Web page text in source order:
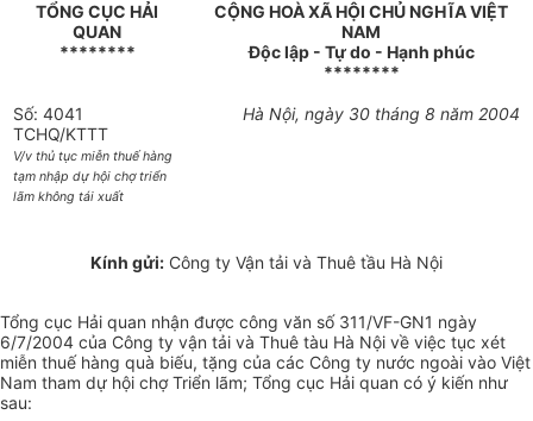
TỔNG CỤC HẢI
QUAN
********
CỘNG HOÀ XÃ HỘI CHỦ NGHĨA VIỆT
NAM
Độc lập - Tự do - Hạnh phúc
********
Số: 4041
TCHQ/KTTT
V/v thủ tục miễn thuế hàng
tạm nhập dự hội chợ triển
lãm không tái xuất
Hà Nội, ngày 30 tháng 8 năm 2004
Kính gửi: Công ty Vận tải và Thuê tầu Hà Nội
Tổng cục Hải quan nhận được công văn số 311/VF-GN1 ngày
6/7/2004 của Công ty vận tải và Thuê tàu Hà Nội về việc tục xét
miễn thuế hàng quà biếu, tặng của các Công ty nước ngoài vào Việt
Nam tham dự hội chợ Triển lãm; Tổng cục Hải quan có ý kiến như
sau: